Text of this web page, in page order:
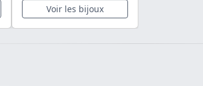
Voir les bijoux